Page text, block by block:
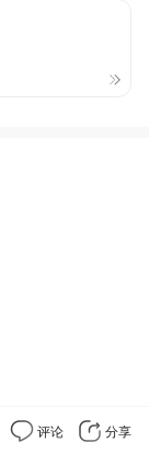
评论 分享